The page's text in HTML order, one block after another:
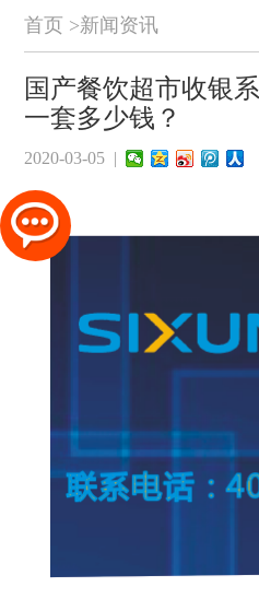
首页 >新闻资讯
国产餐饮超市收银
一套多少钱？
2020-03-05 |